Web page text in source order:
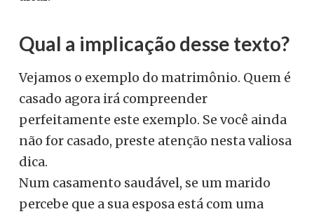
Qual a implicação desse texto?
Vejamos o exemplo do matrimônio. Quem é
casado agora irá compreender
perfeitamente este exemplo. Se você ainda
não for casado, preste atenção nesta valiosa
dica.
Num casamento saudável, se um marido
percebe que a sua esposa está com uma